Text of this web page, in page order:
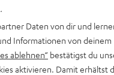
Daten von dir und
Informationen von deinem
ablehnen“ bestätigst du
aktivieren. Damit erhältst